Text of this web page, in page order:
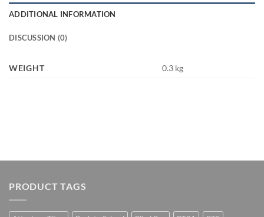
ADDITIONAL INFORMATION
DISCUSSION (0)
WEIGHT 0.3 kg
PRODUCT TAGS